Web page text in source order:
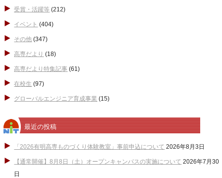
受賞・活躍等 (212)
イベント (404)
その他 (347)
高専だより (18)
高専だより特集記事 (61)
在校生 (97)
グローバルエンジニア育成事業 (15)
最近の投稿
「2026有明高専ものづくり体験教室」事前申込について 2026年8月3日
【通常開催】8月8日（土）オープンキャンパスの実施について 2026年7月30
日